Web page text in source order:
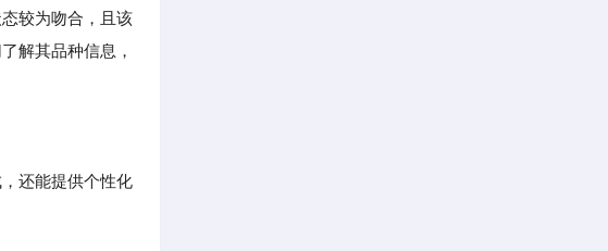
较为吻合，且该
解其品种信息，
还能提供个性化